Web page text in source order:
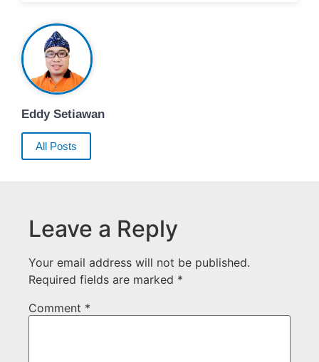
Eddy Setiawan
All Posts
Leave a Reply
Your email address will not be published.
Required fields are marked *
Comment *